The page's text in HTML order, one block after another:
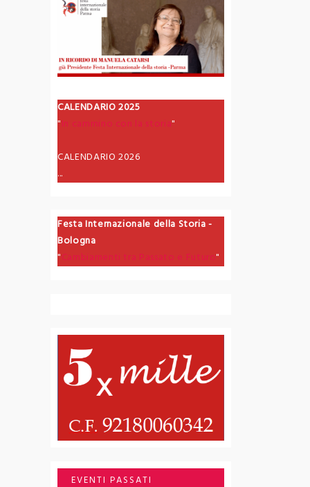
CALENDARIO 2025
"In cammino con la storia"
CALENDARIO 2026
...
Festa Internazionale della Storia -
Bologna
"Cambiamenti tra Passato e Futuro"
EVENTI PASSATI